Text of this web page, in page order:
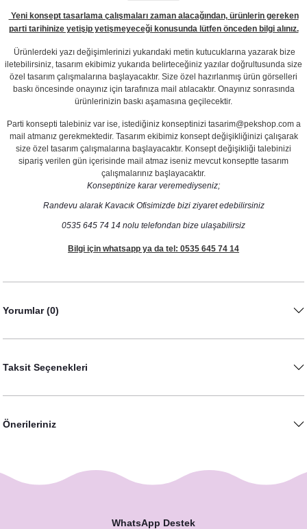
Yeni konsept tasarlama çalışmaları zaman alacağından, ürünlerin gereken
parti tarihinize yetişip yetişmeyeceği konusunda lütfen önceden bilgi alınız.
Ürünlerdeki yazı değişimlerinizi yukarıdaki metin kutucuklarına yazarak bize
iletebilirsiniz, tasarım ekibimiz yukarıda belirteceğiniz yazılar doğrultusunda size
özel tasarım çalışmalarına başlayacaktır. Size özel hazırlanmış ürün görselleri
baskı öncesinde onayınız için tarafınıza mail atılacaktır. Onayınız sonrasında
ürünlerinizin baskı aşamasına geçilecektir.
Parti konsepti talebiniz var ise, istediğiniz konseptinizi tasarim@pekshop.com a
mail atmanız gerekmektedir. Tasarım ekibimiz konsept değişikliğinizi çalışarak
size özel tasarım çalışmalarına başlayacaktır. Konsept değişikliği talebinizi
sipariş verilen gün içerisinde mail atmaz iseniz mevcut konseptte tasarım
çalışmalarınız başlayacaktır.
Konseptinize karar veremediyseniz;
Randevu alarak Kavacık Ofisimizde bizi ziyaret edebilirsiniz
0535 645 74 14 nolu telefondan bize ulaşabilirsiz
Bilgi için whatsapp ya da tel: 0535 645 74 14
Yorumlar (0)
Taksit Seçenekleri
Önerileriniz
WhatsApp Destek